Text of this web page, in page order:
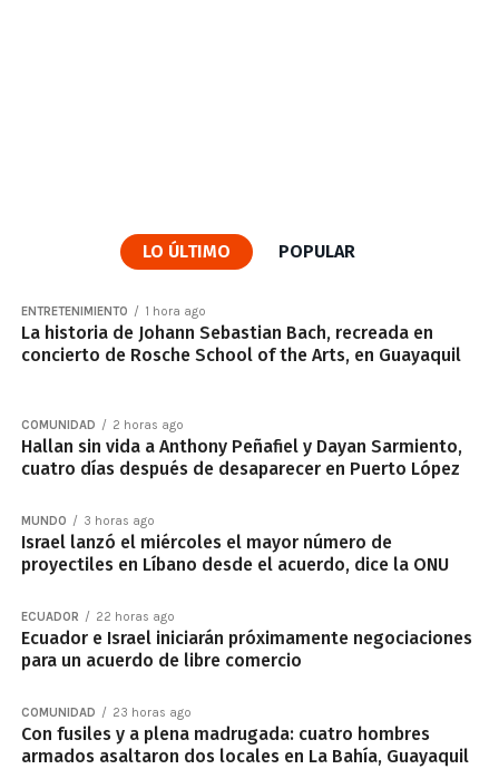
LO ÚLTIMO POPULAR
ENTRETENIMIENTO 1 hora ago
La historia de Johann Sebastian Bach, recreada en
concierto de Rosche School of the Arts, en Guayaquil
COMUNIDAD 2 horas ago
Hallan sin vida a Anthony Peñafiel y Dayan Sarmiento,
cuatro días después de desaparecer en Puerto López
MUNDO 3 horas ago
Israel lanzó el miércoles el mayor número de
proyectiles en Líbano desde el acuerdo, dice la ONU
ECUADOR 22 horas ago
Ecuador e Israel iniciarán próximamente negociaciones
para un acuerdo de libre comercio
COMUNIDAD 23 horas ago
Con fusiles y a plena madrugada: cuatro hombres
armados asaltaron dos locales en La Bahía, Guayaquil